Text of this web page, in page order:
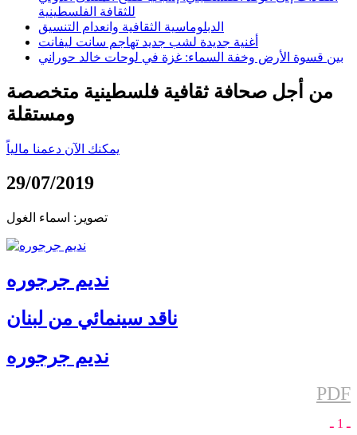
للثقافة الفلسطينية
الدبلوماسية الثقافية وانعدام التنسيق
أغنية جديدة لشب جديد تهاجم سانت ليفانت
بين قسوة الأرض وخفة السماء: غزة في لوحات خالد حوراني
من أجل صحافة ثقافية فلسطينية متخصصة
ومستقلة
يمكنك الآن دعمنا مالياً
29/07/2019
تصوير: اسماء الغول
نديم جرجوره
ناقد سينمائي من لبنان
نديم جرجوره
PDF
ـ 1 ـ